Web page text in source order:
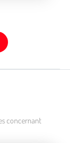
concernant